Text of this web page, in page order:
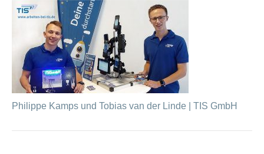
Philippe Kamps und Tobias van der Linde | TIS GmbH